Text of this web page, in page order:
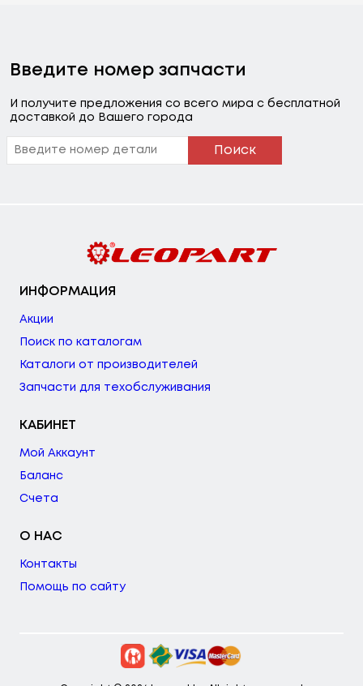
Введите номер запчасти
И получите предложения со всего мира с бесплатной
доставкой до Вашего города
Поиск
ИНФОРМАЦИЯ
Акции
Поиск по каталогам
Каталоги от производителей
Запчасти для техобслуживания
КАБИНЕТ
Мой Аккаунт
Баланс
Счета
О НАС
Контакты
Помощь по сайту